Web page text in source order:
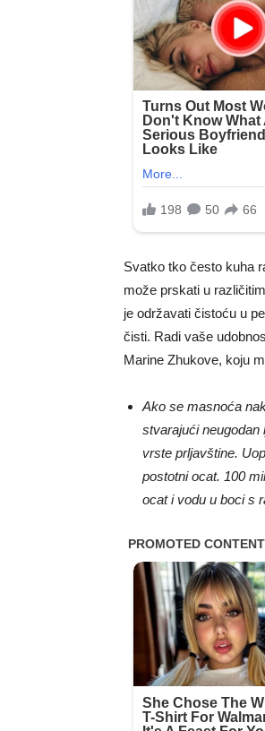
Svatko tko često kuha
može prskati u
je održavati čistoću u
čisti. Radi vaše
Marine Zhukove, koju
Ako se masnoća
stvarajući neugodan
vrste prljavštine.
postotni ocat. 100
ocat i vodu u boci s